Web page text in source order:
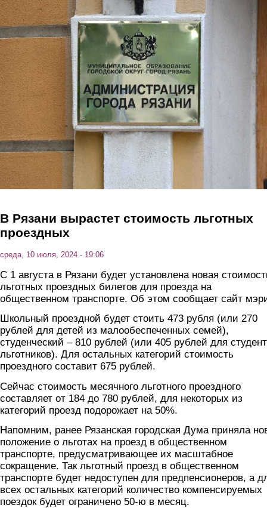
Перейти к основному содержанию
В Рязани вырастет стоимость льготных
проездных
среда, 10 июля, 2024 - 19:06
С 1 августа в Рязани будет установлена новая
льготных проездных билетов для проезда на
общественном транспорте. Об этом сообщает сайт
Школьный проездной будет стоить 473 рубля (или 270
рублей для детей из малообеспеченных семей),
студенческий – 810 рублей (или 405 рублей для
льготников). Для остальных категорий стоимость
проездного составит 675 рублей.
Сейчас стоимость месячного льготного проездного
составляет от 184 до 780 рублей, для некоторых из
категорий проезд подорожает на 50%.
Напомним, ранее Рязанская городская Дума приняла
положение о льготах на проезд в общественном
транспорте, предусматривающее их масштабное
сокращение. Так льготный проезд в общественном
транспорте будет недоступен для предпенсионеров, а
всех остальных категорий количество компенсируемых
поездок будет ограничено 50-ю в месяц.